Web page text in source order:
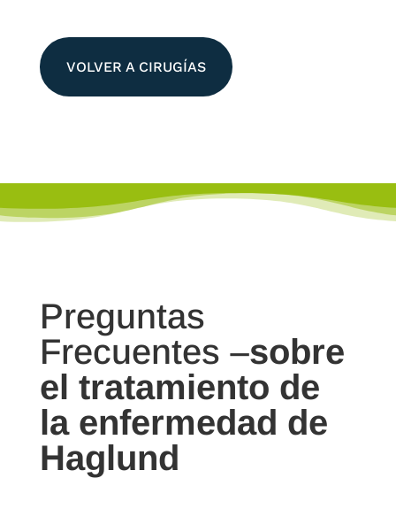
VOLVER A CIRUGÍAS
Preguntas
Frecuentes –sobre
el tratamiento de
la enfermedad de
Haglund